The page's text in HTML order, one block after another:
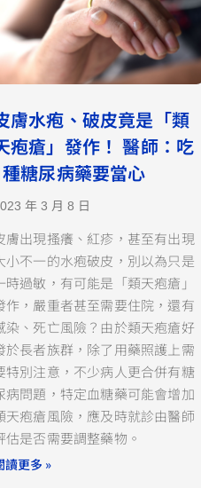
膚水疱、破皮竟是「類
疱瘡」發作！ 醫師：吃
種糖尿病藥要當心
年 3 月 8 日
膚出現搔癢、紅疹，甚至有出現
小不一的水疱破皮，別以為只是
時過敏，有可能是「類天疱瘡」
作，嚴重者甚至需要住院，還有
染、死亡風險？由於類天疱瘡好
於長者族群，除了用藥照護上需
特別注意，不少病人更合併有糖
病問題，特定血糖藥可能會增加
天疱瘡風險，應及時就診由醫師
估是否需要調整藥物。
讀更多 »